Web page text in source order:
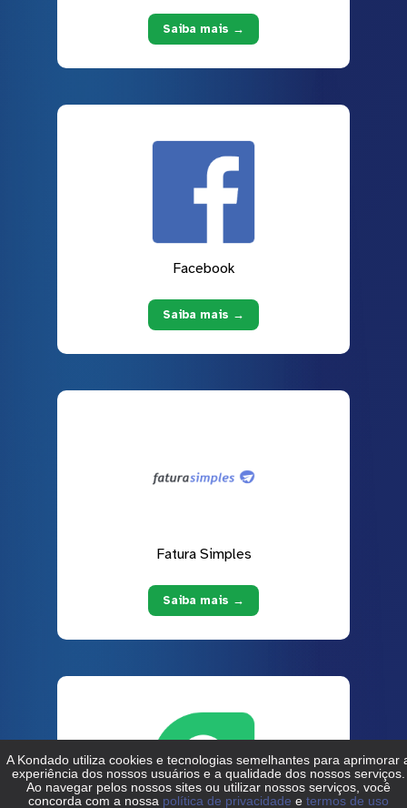
Saiba mais →
Facebook
Saiba mais →
Fatura Simples
Saiba mais →